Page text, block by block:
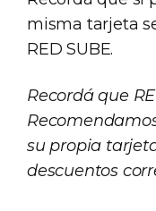
misma tarjeta
RED SUBE.
Recordá que
su propia
descuentos